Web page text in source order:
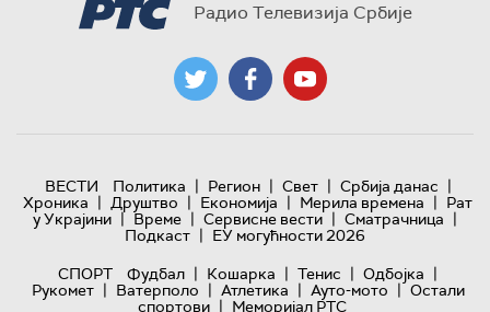
Радио Телевизија Србије
ВЕСТИ Политика | Регион | Свет | Србија данас |
Хроника | Друштво | Економија | Мерила времена | Рат
у Украјини | Време | Сервисне вести | Сматрачница |
Подкаст | ЕУ могућности 2026
СПОРТ
Фудбал | Кошарка | Тенис | Одбојка |
Рукомет | Ватерполо | Атлетика | Ауто-мото | Остали
спортови | Меморијал РТС